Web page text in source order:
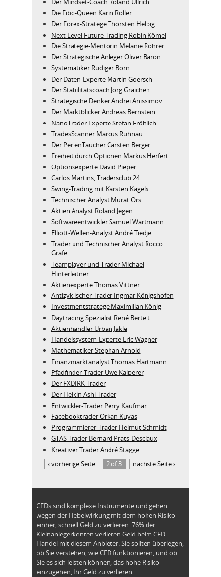
Der Mindset-Coach Roland Ullrich
Die Fibo-Queen Karin Roller
Der Forex-Stratege Thorsten Helbig
Next Level Future Trading Robin Kömel
Die Strategie-Mentorin Melanie Rohrer
Der Strategische Anleger Oliver Baron
Systematiker Rüdiger Born
Der Daten-Experte Martin Goersch
Der Stabilitätscoach Jörg Graichen
Strategische Denker Andrei Anissimov
Der Marktblicker Andreas Bernstein
NanoTrader Experte Stefan Fröhlich
TradesScanner Marcus Ruhnau
Der PerlenTaucher Carsten Berger
Freiheit durch Optionen Markus Herfert
Optionsexperte David Pieper
Carlos Martins, Tradersclub 24
Swing-Trading mit Karsten Kagels
Technischer Analyst Murat Örs
Aktien Analyst Roland Jegen
Softwareentwickler Samuel Wartmann
Elliott-Wellen-Analyst André Tiedje
Trader und Technischer Analyst Rocco
Gräfe
Teamplayer und Trader Michael
Hinterleitner
Aktienexperte Thomas Vittner
Antizyklischer Trader Ingmar Königshofen
Investmentstratege Maximilian König
Daytrading Spezialist René Berteit
Aktienhändler Urban Jäkle
Handelssystem-Experte Eric Wagner
Mathematiker Stephan Arnold
Finanzmarktanalyst Thomas Hartmann
Pfadfinder-Trader Uwe Kälberer
Der FXDIRK Trader
Der Heikin Ashi Trader
Entwickler-Trader Perry Kaufman
Facebooktrader Orkan Kuyas
Programmierer-Trader Helmut Schmidt
GTAS Trader Bernard Prats-Desclaux
Kreativer Trader André Stagge
‹ vorherige Seite
2 of 3 nächste Seite ›
CFDs sind komplexe Instrumente und gehen
wegen der Hebelwirkung mit dem hohen Risiko
einher, schnell Geld zu verlieren. 76% der
Kleinanlegerkonten verlieren Geld beim CFD-
Handel mit diesem Anbieter. Sie sollten überlegen,
ob Sie verstehen, wie CFD funktionieren, und ob
Sie es sich leisten können, das hohe Risiko
einzugehen, Ihr Geld zu verlieren.